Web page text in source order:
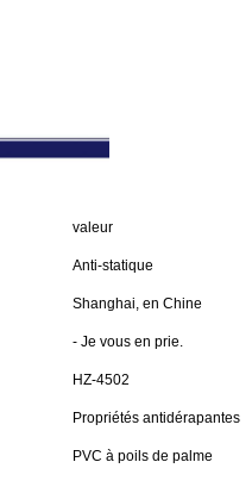
valeur
Anti-statique
Shanghai, en Chine
- Je vous en prie.
HZ-4502
Propriétés antidérapantes
PVC à poils de palme